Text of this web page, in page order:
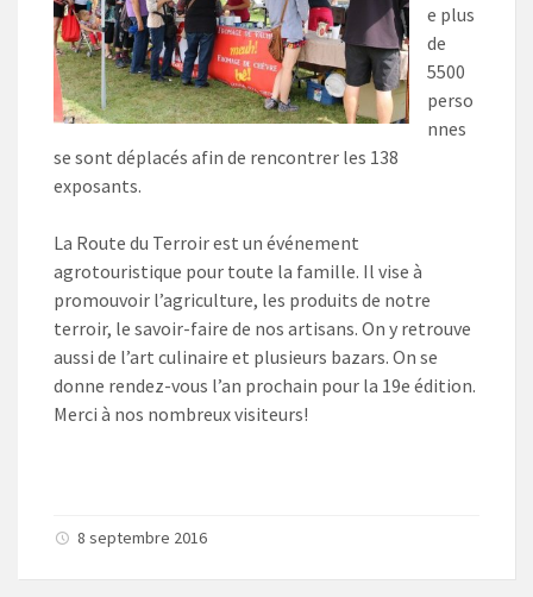
e plus
de
5500
perso
nnes
se sont déplacés afin de rencontrer les 138
exposants.
La Route du Terroir est un événement
agrotouristique pour toute la famille. Il vise à
promouvoir l’agriculture, les produits de notre
terroir, le savoir-faire de nos artisans. On y retrouve
aussi de l’art culinaire et plusieurs bazars. On se
donne rendez-vous l’an prochain pour la 19e édition.
Merci à nos nombreux visiteurs!
8 septembre 2016